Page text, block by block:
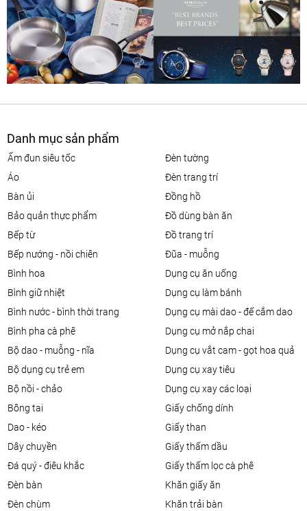
Danh mục sản phẩm
ấm đun siêu tốc
áo
bàn ủi
bảo quản thực phẩm
bếp từ
bếp nướng - nồi chiên
bình hoa
bình giữ nhiệt
bình nước - bình thời trang
bình pha cà phê
bộ dao - muỗng - nĩa
bộ dụng cụ trẻ em
bộ nồi - chảo
bông tai
dao - kéo
dây chuyền
đá quý - điêu khắc
đèn bàn
đèn chùm
đèn tường
đèn trang trí
đồng hồ
đồ dùng bàn ăn
đồ trang trí
đũa - muỗng
dụng cụ ăn uống
dụng cụ làm bánh
dụng cụ mài dao - đế cắm dao
dụng cụ mở nắp chai
dụng cụ vắt cam - gọt hoa quả
dụng cụ xay tiêu
dụng cụ xay các loại
giấy chống dính
giấy than
giấy thấm dầu
giấy thấm lọc cà phê
khăn giấy ăn
khăn trải bàn